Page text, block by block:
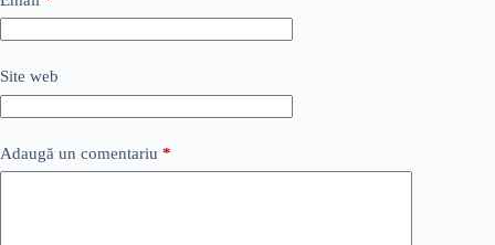
Site web
Adaugă un comentariu *